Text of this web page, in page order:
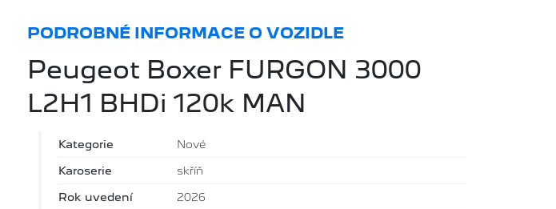
PODROBNÉ INFORMACE O VOZIDLE
Peugeot Boxer FURGON 3000
L2H1 BHDi 120k MAN
Kategorie Nové
Karoserie skříň
Rok uvedení 2026